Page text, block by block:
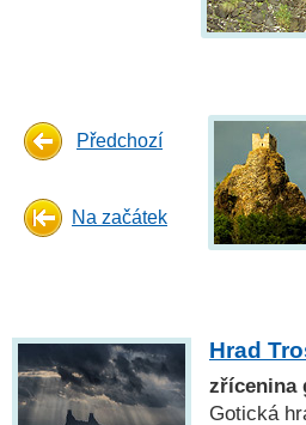
Předchozí
Na začátek
Hrad
zřícenina
Gotická